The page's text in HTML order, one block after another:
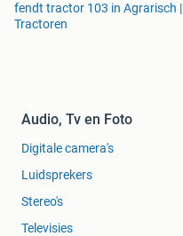
fendt tractor 103 in Agrarisch |
Tractoren
Audio, Tv en Foto
Digitale camera's
Luidsprekers
Stereo's
Televisies